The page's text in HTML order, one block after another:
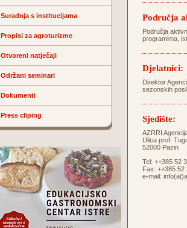
Suradnja s institucijama
Propisi za agroturizme
Otvoreni natječaji
Održani seminari
Dokumenti
Press cliping
Područja
Područja
programima,
Djelatnici:
Direktor
sezonskih
Sjedište:
AZRRI
Ulica prof.
52000 Pazin
Tel: ++385 52
Fax: ++385 52
e-mail: